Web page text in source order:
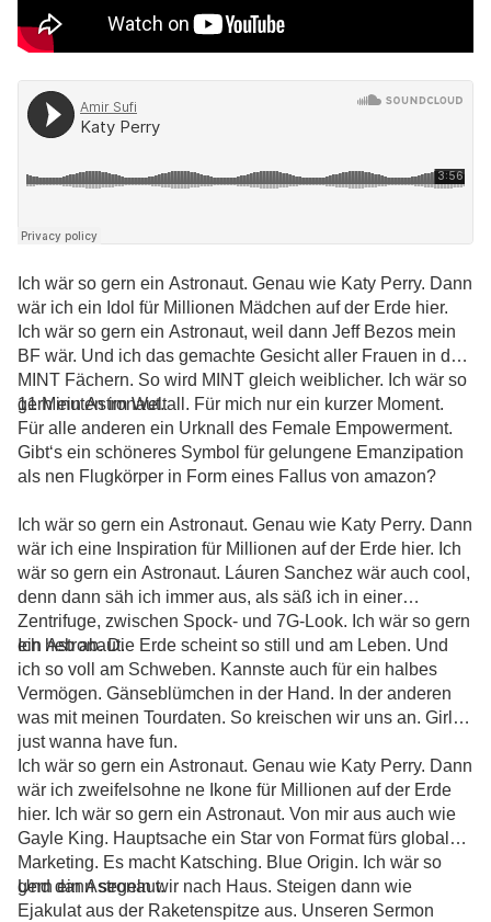
Ich wär so gern ein Astronaut. Genau wie Katy Perry. Dann
wär ich ein Idol für Millionen Mädchen auf der Erde hier.
Ich wär so gern ein Astronaut, weil dann Jeff Bezos mein
BF wär. Und ich das gemachte Gesicht aller Frauen in den
MINT Fächern. So wird MINT gleich weiblicher. Ich wär so
gern ein Astronaut.
11 Minuten im Weltall. Für mich nur ein kurzer Moment.
Für alle anderen ein Urknall des Female Empowerment.
Gibt‘s ein schöneres Symbol für gelungene Emanzipation
als nen Flugkörper in Form eines Fallus von amazon?
Ich wär so gern ein Astronaut. Genau wie Katy Perry. Dann
wär ich eine Inspiration für Millionen auf der Erde hier. Ich
wär so gern ein Astronaut. Láuren Sanchez wär auch cool,
denn dann säh ich immer aus, als säß ich in einer
Zentrifuge, zwischen Spock- und 7G-Look. Ich wär so gern
ein Astronaut.
Ich heb ab. Die Erde scheint so still und am Leben. Und
ich so voll am Schweben. Kannste auch für ein halbes
Vermögen. Gänseblümchen in der Hand. In der anderen
was mit meinen Tourdaten. So kreischen wir uns an. Girls
just wanna have fun.
Ich wär so gern ein Astronaut. Genau wie Katy Perry. Dann
wär ich zweifelsohne ne Ikone für Millionen auf der Erde
hier. Ich wär so gern ein Astronaut. Von mir aus auch wie
Gayle King. Hauptsache ein Star von Format fürs globale
Marketing. Es macht Katsching. Blue Origin. Ich wär so
gern ein Astronaut.
Und dann segeln wir nach Haus. Steigen dann wie
Ejakulat aus der Raketenspitze aus. Unseren Sermon